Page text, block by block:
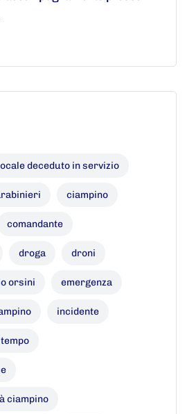
deceduto in servizio
ciampino
comandante
droga droni
orsini emergenza
incidente
ciampino